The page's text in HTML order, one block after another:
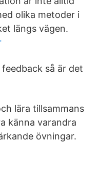
olika metoder i
längs vägen.
så är det
lära tillsammans
känna varandra
övningar.